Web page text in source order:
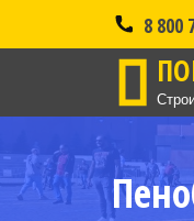
8 800